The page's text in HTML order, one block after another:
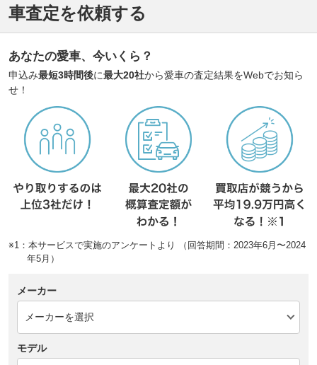
車査定を依頼する
あなたの愛車、今いくら？
申込み最短3時間後に最大20社から愛車の査定結果をWebでお知ら
せ！
※1：本サービスで実施のアンケートより （回答期間：2023年6月〜2024
年5月）
メーカー
モデル